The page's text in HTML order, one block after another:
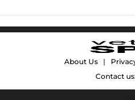
About Us |
Contact us: